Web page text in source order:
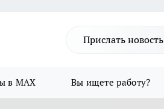
Прислать новость
в MAX Вы ищете работу?